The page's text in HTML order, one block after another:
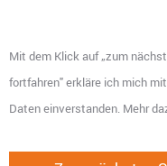
Mit dem Klick auf „zum
fortfahren" erkläre ich mich
Daten einverstanden. Mehr